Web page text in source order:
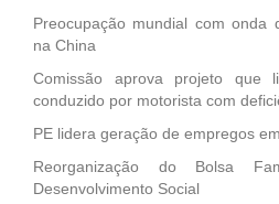
Preocupação mundial com onda
na China
Comissão aprova projeto que
conduzido por motorista com
PE lidera geração de empregos
Reorganização do Bolsa
Desenvolvimento Social